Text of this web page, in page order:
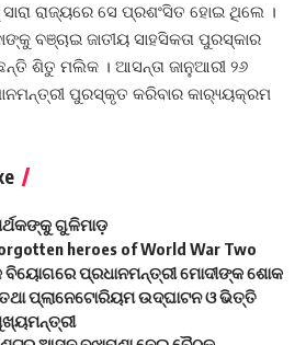
ରାଜ୍ୟରେ ସେ ପ୍ରଶଂସିତ ହୋଇ ଥିଲେ ।
ବଞ୍ଚାଇ ଜାତୀୟ ସାହସିକତା ପୁରସ୍କାର
ଶିତୁ ମଲିକ । ଆସନ୍ତା ଜାନୁଆରୀ ୨୬
ପୁରସ୍କୃତ କରିବାର କାର‌୍ୟ୍ୟକ୍ରମ
ଗୁଳିମାଡ଼
heroes of World War Two
ବିୟୋଗରେ ପ୍ରଧାନମନ୍ତ୍ରୀ ମୋଦୀଙ୍କ ଶୋକ
ତଥା ପ୍ଲାନେଟୋରିୟମ ଉଦ୍‌ଘାଟନ ଓ ଭିତ୍ତି